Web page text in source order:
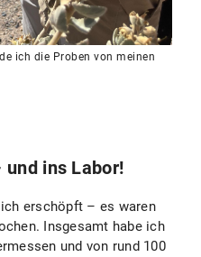
ich die Proben von meinen
und ins Labor!
erschöpft – es waren
Insgesamt habe ich
und von rund 100